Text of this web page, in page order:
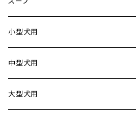
ドライブボックス
猫用
犬用
猫用
小型犬用
リード
首輪
中型犬用
リード
大型犬用